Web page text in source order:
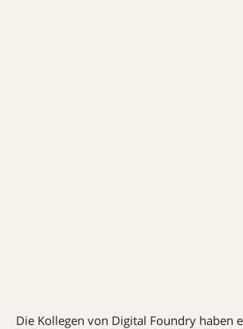
Die Kollegen von Digital Foundry haben